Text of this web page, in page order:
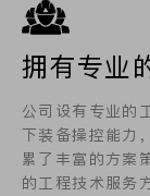
拥有专业
公司设有专业的
下装备操控能力
累了丰富的方案
的工程技术服务